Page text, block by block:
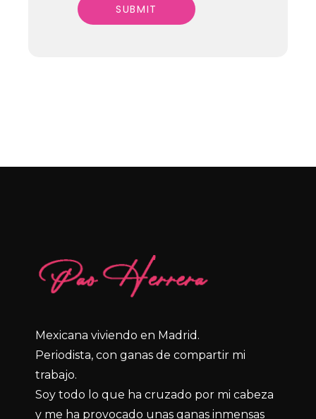
Mexicana viviendo en Madrid.
Periodista, con ganas de compartir mi
trabajo.
Soy todo lo que ha cruzado por mi cabeza
y me ha provocado unas ganas inmensas